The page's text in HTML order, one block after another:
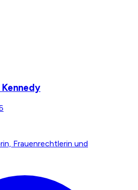
Frauenrechtlerin und